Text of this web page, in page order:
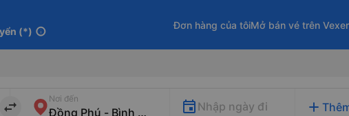
(*) info
Đơn hàng của tôiMở bán vé trên
import_export
Nơi đến
Nhập ngày đi add